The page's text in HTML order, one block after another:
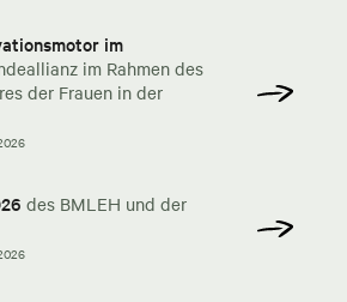
im
im Rahmen des
der Frauen in der
des BMLEH und der